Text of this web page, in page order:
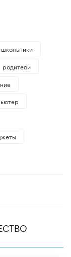
родители